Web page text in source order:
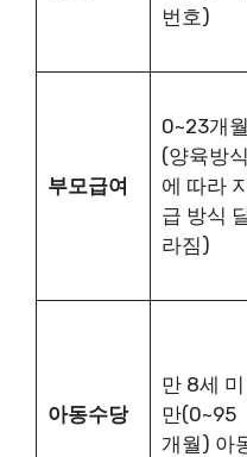
번호)
부모급여
0~23개월
(양육방식
에 따라
급 방식
라짐)
아동수당
만 8세 미
만(0~95
개월) 아